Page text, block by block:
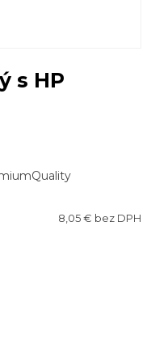
s HP
8,05 € bez DPH